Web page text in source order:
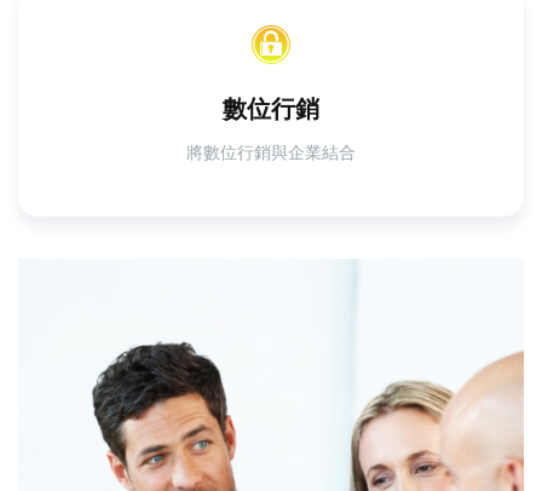
數位行銷
將數位行銷與企業結合